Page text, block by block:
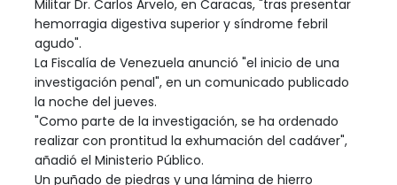
Militar Dr. Carlos Arvelo, en Caracas, "tras presentar
hemorragia digestiva superior y síndrome febril
agudo".
La Fiscalía de Venezuela anunció "el inicio de una
investigación penal", en un comunicado publicado
la noche del jueves.
"Como parte de la investigación, se ha ordenado
realizar con prontitud la exhumación del cadáver",
añadió el Ministerio Público.
Un puñado de piedras y una lámina de hierro